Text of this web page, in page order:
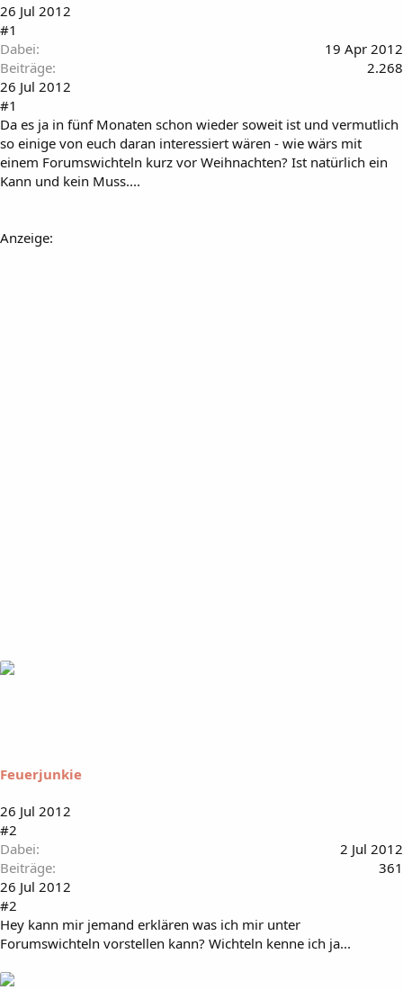
26 Jul 2012
#1
Dabei
19 Apr 2012
Beiträge
2.268
26 Jul 2012
#1
Da es ja in fünf Monaten schon wieder soweit ist und vermutlich
so einige von euch daran interessiert wären - wie wärs mit
einem Forumswichteln kurz vor Weihnachten? Ist natürlich ein
Kann und kein Muss....
Anzeige:
Feuerjunkie
26 Jul 2012
#2
Dabei
2 Jul 2012
Beiträge
361
26 Jul 2012
#2
Hey kann mir jemand erklären was ich mir unter
Forumswichteln vorstellen kann? Wichteln kenne ich ja...